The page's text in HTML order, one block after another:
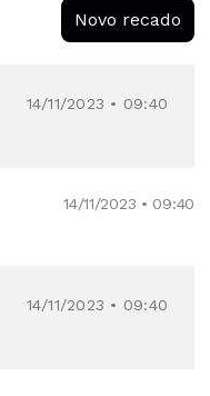
Novo recado
14/11/2023 • 09:40
14/11/2023 • 09:40
14/11/2023 • 09:40